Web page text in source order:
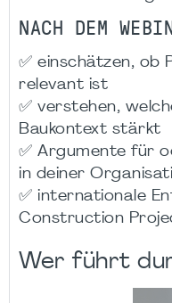
NACH DEM
✅ einschätzen, ob
relevant ist
✅ verstehen,
Baukontext stärkt
✅ Argumente für
in deiner
✅ internationale
Construction
Wer führt